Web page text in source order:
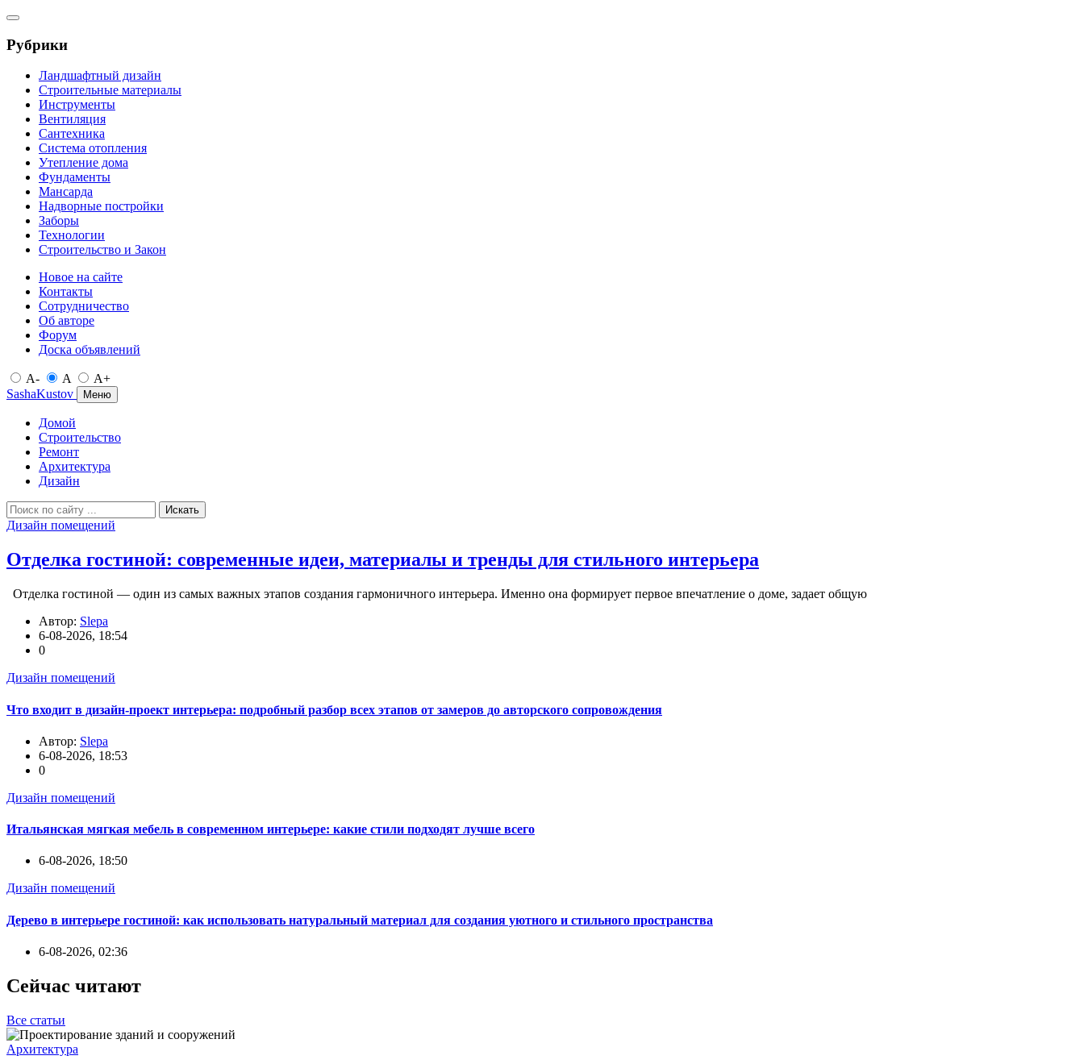
Рубрики
Ландшафтный дизайн
Строительные материалы
Инструменты
Вентиляция
Сантехника
Система отопления
Утепление дома
Фундаменты
Мансарда
Надворные постройки
Заборы
Технологии
Строительство и Закон
Новое на сайте
Контакты
Сотрудничество
Об авторе
Форум
Доска объявлений
A- A
A+
SashaKustov
Меню
Домой
Строительство
Ремонт
Архитектура
Дизайн
Искать
Дизайн помещений
Отделка гостиной: современные идеи, материалы и тренды для стильного интерьера
Отделка гостиной — один из самых важных этапов создания гармоничного интерьера. Именно она формирует первое впечатление о доме, задает общую
Автор: Slepa
6-08-2026, 18:54
0
Дизайн помещений
Что входит в дизайн-проект интерьера: подробный разбор всех этапов от замеров до авторского сопровождения
Автор: Slepa
6-08-2026, 18:53
0
Дизайн помещений
Итальянская мягкая мебель в современном интерьере: какие стили подходят лучше всего
6-08-2026, 18:50
Дизайн помещений
Дерево в интерьере гостиной: как использовать натуральный материал для создания уютного и стильного пространства
6-08-2026, 02:36
Сейчас читают
Все статьи
Архитектура